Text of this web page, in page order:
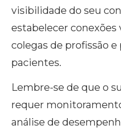
visibilidade do seu
estabelecer conexões
colegas de profissão
pacientes.
Lembre-se de que o
requer
análise de